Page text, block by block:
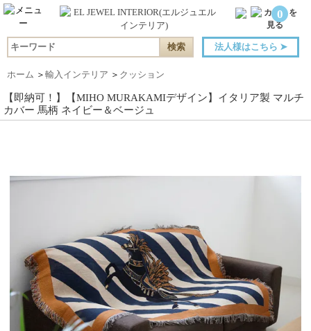
0
法人様はこちら ➤
ホーム ＞ 輸入インテリア ＞ クッション
【即納可！】【MIHO MURAKAMIデザイン】イタリア製 マルチ
カバー 馬柄 ネイビー＆ベージュ